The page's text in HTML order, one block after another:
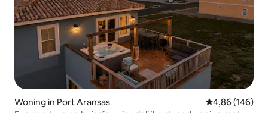
Woning in Port Aransas Gemiddelde
4,86 (146)